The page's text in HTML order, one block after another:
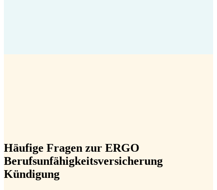
Häufige Fragen zur ERGO
Berufsunfähigkeitsversicherung
Kündigung